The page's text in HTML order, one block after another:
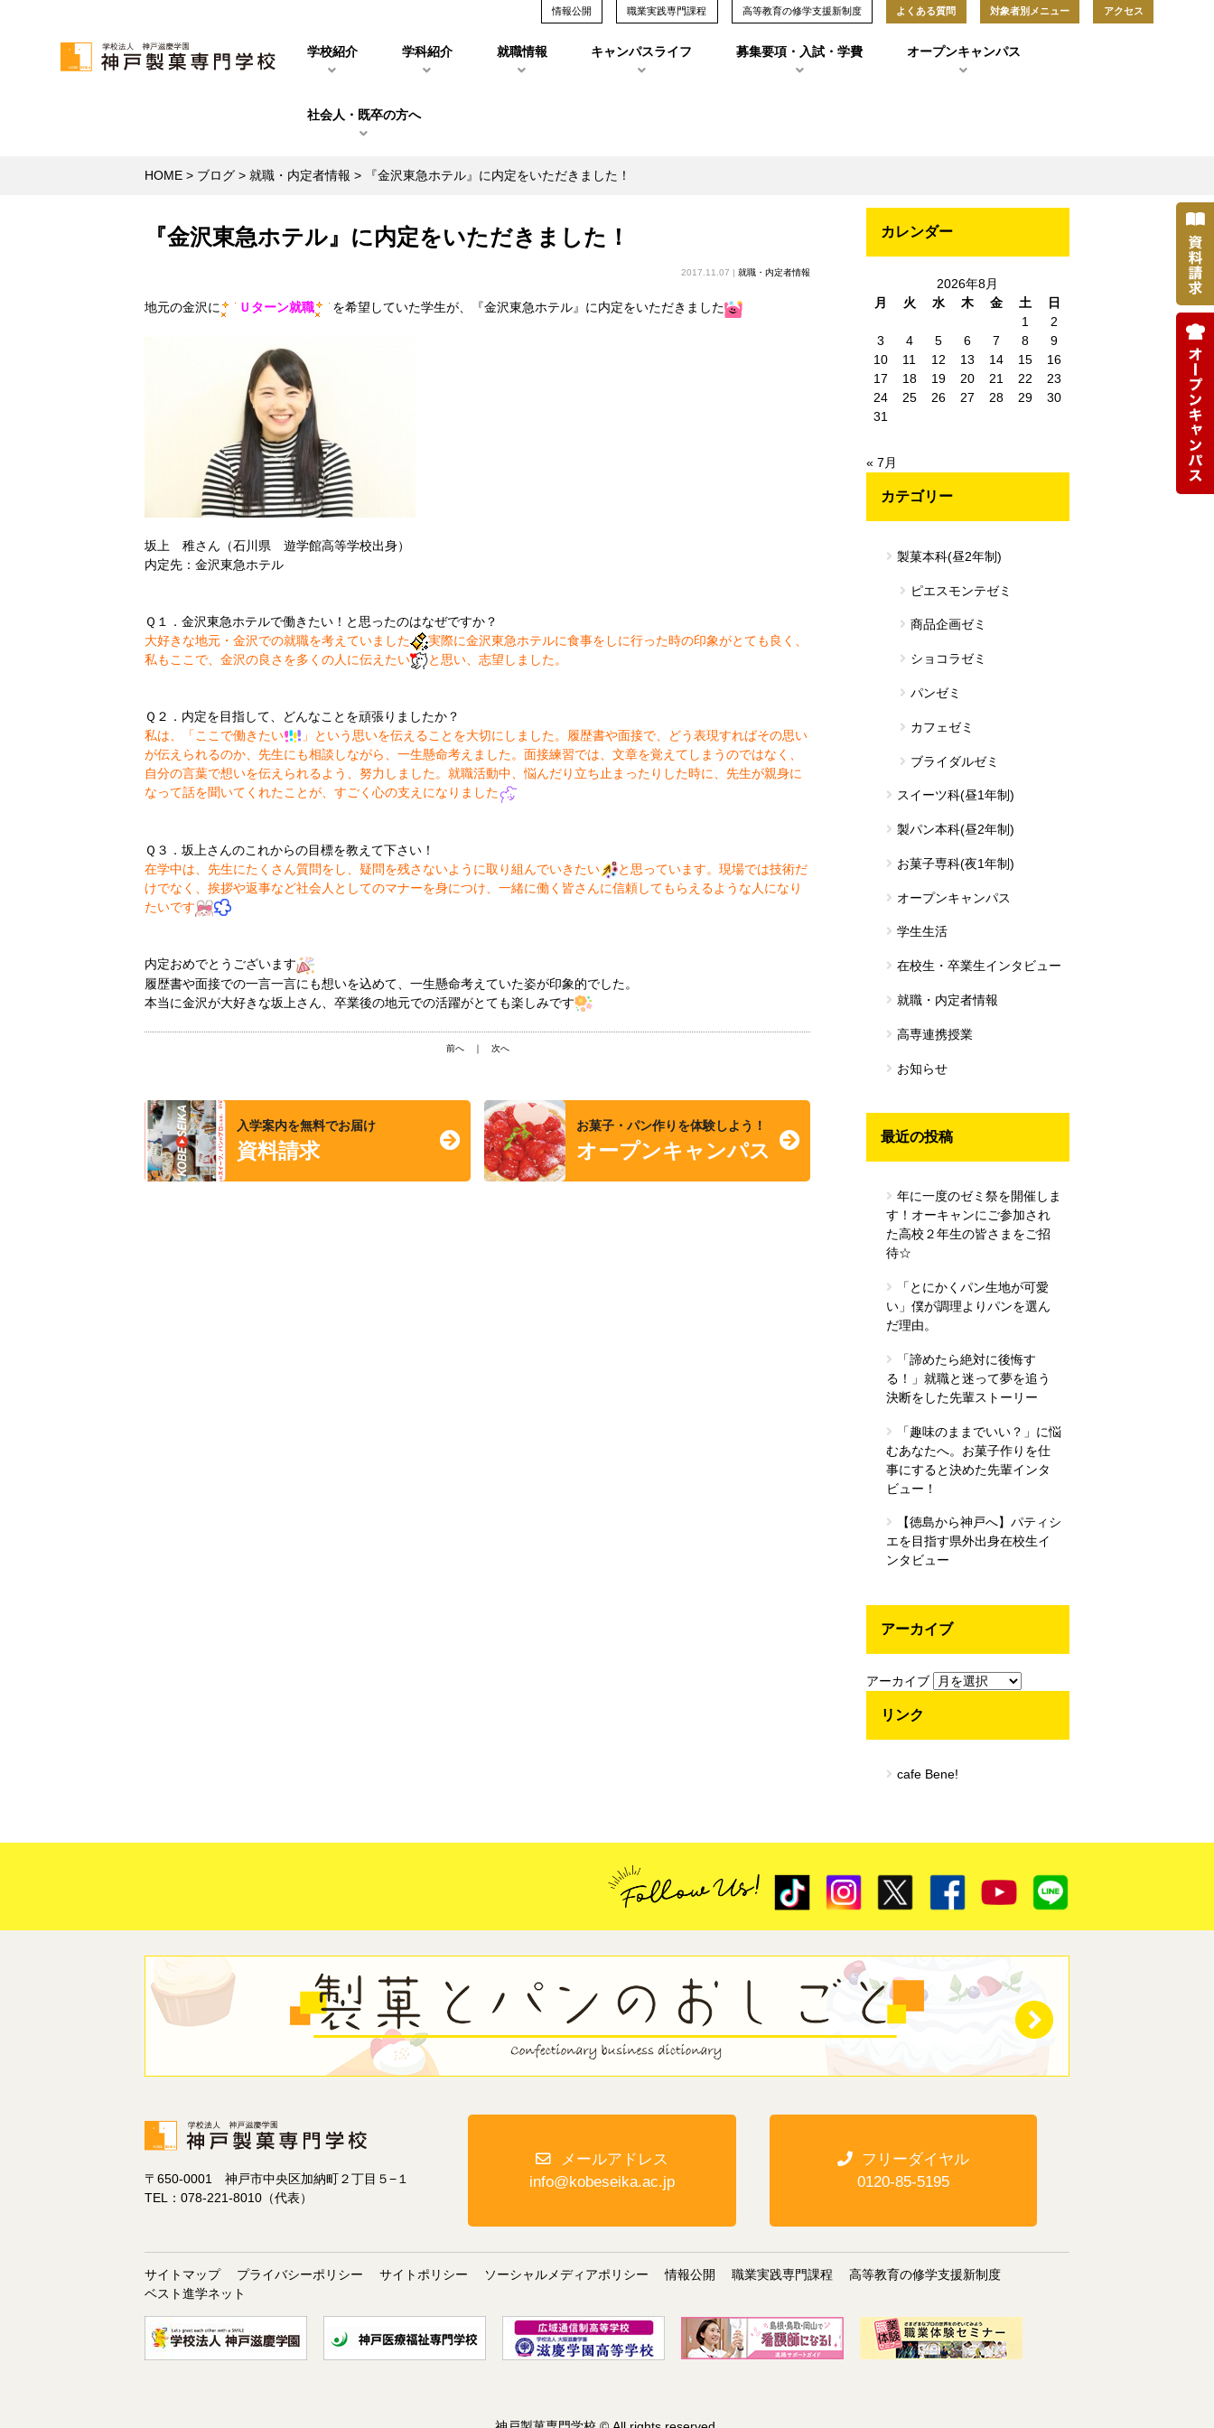
情報公開 職業実践専門課程 高等教育の修学支援新制度 よくある質問 対象者別メニュー アクセス
学校紹介 学科紹介 就職情報 キャンパスライフ 募集要項・入試・学費 オープンキャンパス
社会人・既卒の方へ
HOME > ブログ >就職・内定者情報 > 『金沢東急ホテル』に内定をいただきました！
『金沢東急ホテル』に内定をいただきました！
2017.11.07 |就職・内定者情報
地元の金沢に Ｕターン就職 を希望していた学生が、『金沢東急ホテル』に内定をいただきました
坂上 稚さん（石川県 遊学館高等学校出身）
内定先：金沢東急ホテル
Ｑ１．金沢東急ホテルで働きたい！と思ったのはなぜですか？
大好きな地元・金沢での就職を考えていました
実際に金沢東急ホテルに食事をしに行った時の印象がとても良く、
私もここで、金沢の良さを多くの人に伝えたい
と思い、志望しました。
Ｑ２．内定を目指して、どんなことを頑張りましたか？
私は、「ここで働きたい
」という思いを伝えることを大切にしました。履歴書や面接で、どう表現すればその思い
が伝えられるのか、先生にも相談しながら、一生懸命考えました。面接練習では、文章を覚えてしまうのではなく、
自分の言葉で想いを伝えられるよう、努力しました。就職活動中、悩んだり立ち止まったりした時に、先生が親身に
なって話を聞いてくれたことが、すごく心の支えになりました
Ｑ３．坂上さんのこれからの目標を教えて下さい！
在学中は、先生にたくさん質問をし、疑問を残さないように取り組んでいきたい
と思っています。現場では技術だ
けでなく、挨拶や返事など社会人としてのマナーを身につけ、一緒に働く皆さんに信頼してもらえるような人になり
たいです
内定おめでとうございます
履歴書や面接での一言一言にも想いを込めて、一生懸命考えていた姿が印象的でした。
本当に金沢が大好きな坂上さん、卒業後の地元での活躍がとても楽しみです
前へ｜ 次へ
入学案内を無料でお届け
資料請求
お菓子・パン作りを体験しよう！
オープンキャンパス
カレンダー
2026年8月
月
火 水 木 金 土
日
1
2
3
4 5 6 7 8
9
10
11 12 13 14 15
16
17
18 19 20 21 22
23
24
25 26 27 28 29
30
31
« 7月
カテゴリー
製菓本科(昼2年制)
ピエスモンテゼミ
商品企画ゼミ
ショコラゼミ
パンゼミ
カフェゼミ
ブライダルゼミ
スイーツ科(昼1年制)
製パン本科(昼2年制)
お菓子専科(夜1年制)
オープンキャンパス
学生生活
在校生・卒業生インタビュー
就職・内定者情報
高専連携授業
お知らせ
最近の投稿
年に一度のゼミ祭を開催しま
す！オーキャンにご参加され
た高校２年生の皆さまをご招
待☆
「とにかくパン生地が可愛
い」僕が調理よりパンを選ん
だ理由。
「諦めたら絶対に後悔す
る！」就職と迷って夢を追う
決断をした先輩ストーリー
「趣味のままでいい？」に悩
むあなたへ。お菓子作りを仕
事にすると決めた先輩インタ
ビュー！
【徳島から神戸へ】パティシ
エを目指す県外出身在校生イ
ンタビュー
アーカイブ
アーカイブ
リンク
cafe Bene!
〒650-0001 神戸市中央区加納町２丁目５−１
TEL：078-221-8010（代表）
メールアドレス
info@kobeseika.ac.jp
フリーダイヤル
0120-85-5195
サイトマップ プライバシーポリシー サイトポリシー ソーシャルメディアポリシー 情報公開 職業実践専門課程
高等教育の修学支援新制度
ベスト進学ネット